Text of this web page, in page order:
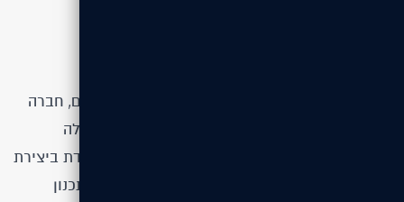
אלמוגים אילת היא זרוע מקומית של קבוצת אלמוגים, חברה
ישראלית ותיקה ומובילה בתחום ייזום ובנייה, הפעילה
בפרויקטים למגורים, מסחר ותיירות. החברה מתמקדת ביצירת
סביבת מגורים איכותית עם סטנדרטים גבוהים של תכנון